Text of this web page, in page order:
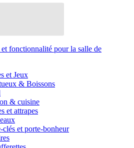
fonctionnalité pour la salle de
et Jeux
& Boissons
& cuisine
et attrapes
clés et porte-bonheur